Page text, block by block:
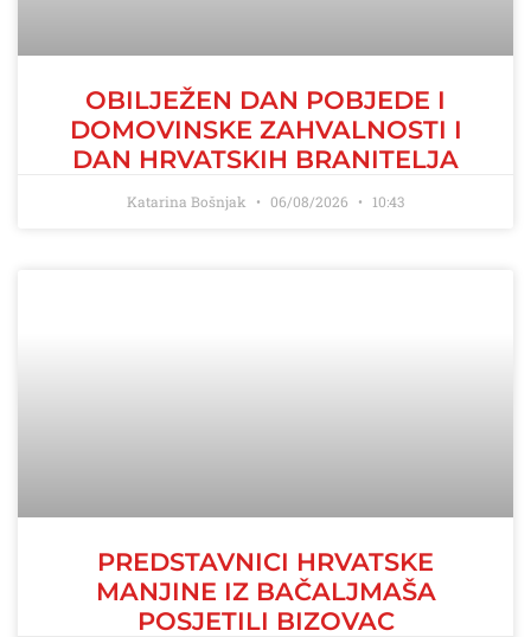
OBILJEŽEN DAN POBJEDE I
DOMOVINSKE ZAHVALNOSTI I
DAN HRVATSKIH BRANITELJA
Katarina Bošnjak 06/08/2026 10:43
PREDSTAVNICI HRVATSKE
MANJINE IZ BAČALJMAŠA
POSJETILI BIZOVAC